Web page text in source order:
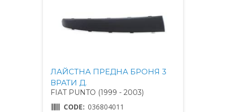
ЛАЙСТНА ПРЕДНА БРОНЯ 3
ВРАТИ Д.
FIAT PUNTO (1999 - 2003)
CODE: 036804011